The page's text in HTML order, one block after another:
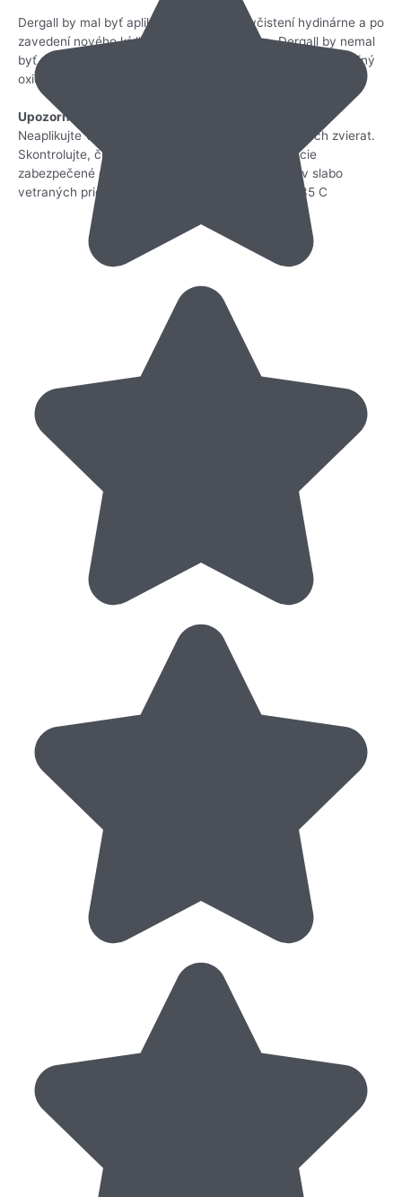
Dergall by mal byť aplikovaný 4 dni po vyčistení hydinárne a po
zavedení nového kŕdľa vtákov do hydinárne. Dergall by nemal
byť používaný skôr ako 30 dní po aplikácii kremeliny (amorfný
oxid kremičitý).
Upozornenie:
Neaplikujte v prítomnosti chorých alebo zmrzačených zvierat.
Skontrolujte, či je v mieste aplikácie počas aplikácie
zabezpečené dostatočné vetranie. Nepoužívajte v slabo
vetraných priestoroch a ak je teplota vyššia ako 35 C